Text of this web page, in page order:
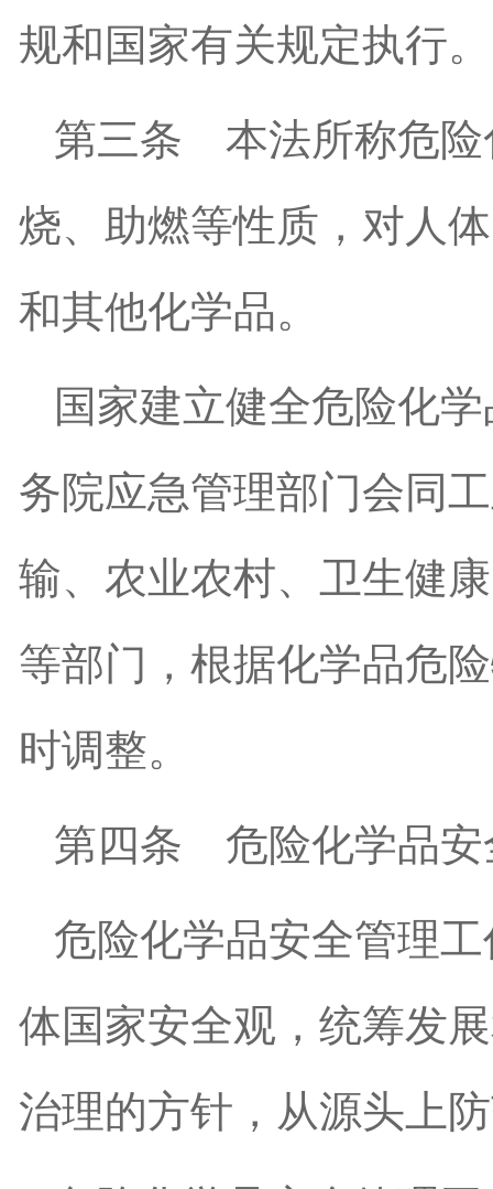
规和国家有关规定执行。
第三条 本法所称危险
烧、助燃等性质，对人
和其他化学品。
国家建立健全危险化
务院应急管理部门会同
输、农业农村、卫生健
等部门，根据化学品危
时调整。
第四条 危险化学品安
危险化学品安全管理
体国家安全观，统筹发
治理的方针，从源头上